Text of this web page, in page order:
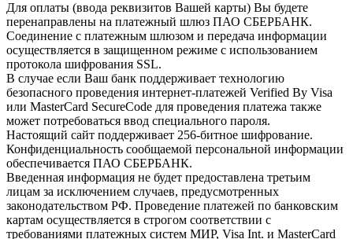
Для оплаты (ввода реквизитов Вашей карты) Вы будете
перенаправлены на платежный шлюз ПАО СБЕРБАНК.
Соединение с платежным шлюзом и передача информации
осуществляется в защищенном режиме с использованием
протокола шифрования SSL.
В случае если Ваш банк поддерживает технологию
безопасного проведения интернет-платежей Verified By Visa
или MasterCard SecureCode для проведения платежа также
может потребоваться ввод специального пароля.
Настоящий сайт поддерживает 256-битное шифрование.
Конфиденциальность сообщаемой персональной информации
обеспечивается ПАО СБЕРБАНК.
Введенная информация не будет предоставлена третьим
лицам за исключением случаев, предусмотренных
законодательством РФ. Проведение платежей по банковским
картам осуществляется в строгом соответствии с
требованиями платежных систем МИР, Visa Int. и MasterCard